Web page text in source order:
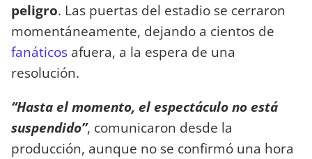
peligro. Las puertas del estadio se cerraron
momentáneamente, dejando a cientos de
fanáticos afuera, a la espera de una
resolución.
“Hasta el momento, el espectáculo no está
suspendido”, comunicaron desde la
producción, aunque no se confirmó una hora